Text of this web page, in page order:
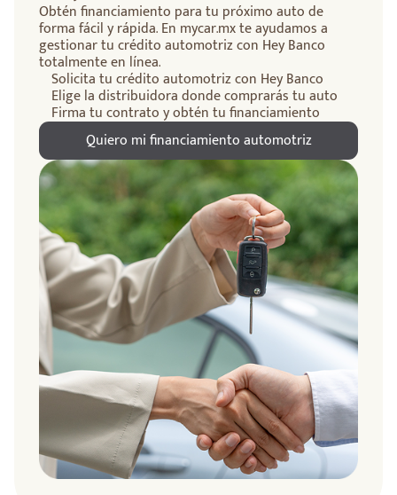
Obtén financiamiento para tu próximo auto de
forma fácil y rápida. En mycar.mx te ayudamos a
gestionar tu crédito automotriz con Hey Banco
totalmente en línea.
Solicita tu crédito automotriz con Hey Banco
Elige la distribuidora donde comprarás tu auto
Firma tu contrato y obtén tu financiamiento
Quiero mi financiamiento automotriz